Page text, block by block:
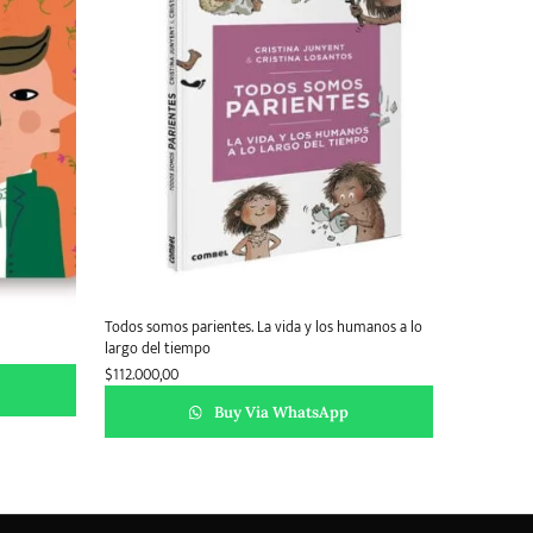
Todos somos parientes. La vida y los humanos a lo
largo del tiempo
$112.000,00
Buy Via WhatsApp